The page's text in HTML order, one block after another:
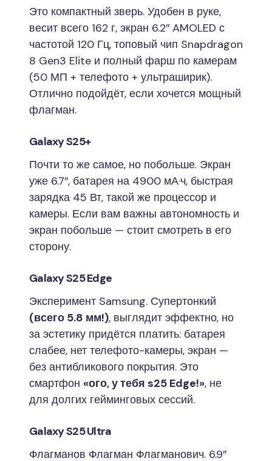
Это компактный зверь. Удобен в руке,
весит всего 162 г, экран 6.2″ AMOLED с
частотой 120 Гц, топовый чип Snapdragon
8 Gen3 Elite и полный фарш по камерам
(50 МП + телефото + ультраширик).
Отлично подойдёт, если хочется мощный
флагман.
Galaxy S25+
Почти то же самое, но побольше. Экран
уже 6.7″, батарея на 4900 мА·ч, быстрая
зарядка 45 Вт, такой же процессор и
камеры. Если вам важны автономность и
экран побольше — стоит смотреть в его
сторону.
Galaxy S25 Edge
Эксперимент Samsung. Супертонкий
(всего 5.8 мм!), выглядит эффектно, но
за эстетику придётся платить: батарея
слабее, нет телефото-камеры, экран —
без антибликового покрытия. Это
смартфон «ого, у тебя s25 Edge!», не
для долгих гейминговых сессий.
Galaxy S25 Ultra
Флагманов Флагман Флагманович. 6.9″